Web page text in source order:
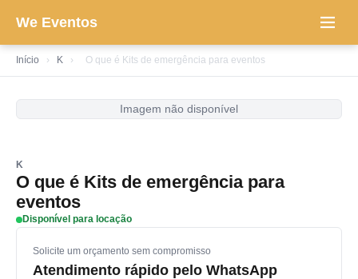
We Eventos
Início › K › O que é Kits de emergência para eventos
Imagem não disponível
K
O que é Kits de emergência para
eventos
Disponível para locação
Solicite um orçamento sem compromisso
Atendimento rápido pelo WhatsApp